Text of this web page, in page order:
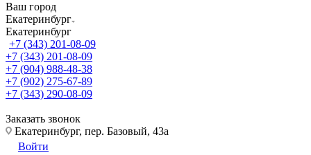
Ваш город
Екатеринбург
Екатеринбург
+7 (343) 201-08-09
+7 (343) 201-08-09
+7 (904) 988-48-38
+7 (902) 275-67-89
+7 (343) 290-08-09
Заказать звонок
Екатеринбург, пер. Базовый, 43а
Войти